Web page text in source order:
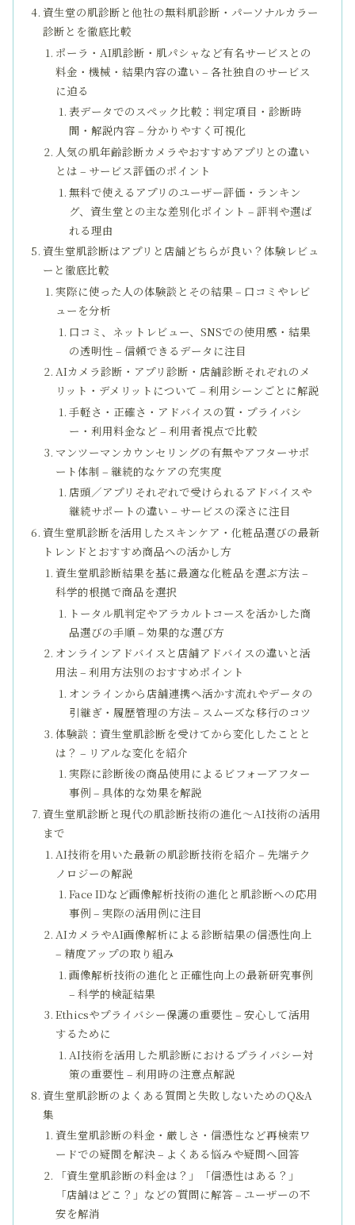
資生堂の肌診断と他社の無料肌診断・パーソナルカラー
診断とを徹底比較
ポーラ・AI肌診断・肌パシャなど有名サービスとの
料金・機械・結果内容の違い – 各社独自のサービス
に迫る
表データでのスペック比較：判定項目・診断時
間・解説内容 – 分かりやすく可視化
人気の肌年齢診断カメラやおすすめアプリとの違い
とは – サービス評価のポイント
無料で使えるアプリのユーザー評価・ランキン
グ、資生堂との主な差別化ポイント – 評判や選ば
れる理由
資生堂肌診断はアプリと店舗どちらが良い？体験レビュ
ーと徹底比較
実際に使った人の体験談とその結果 – 口コミやレビ
ューを分析
口コミ、ネットレビュー、SNSでの使用感・結果
の透明性 – 信頼できるデータに注目
AIカメラ診断・アプリ診断・店舗診断それぞれのメ
リット・デメリットについて – 利用シーンごとに解説
手軽さ・正確さ・アドバイスの質・プライバシ
ー・利用料金など – 利用者視点で比較
マンツーマンカウンセリングの有無やアフターサポ
ート体制 – 継続的なケアの充実度
店頭／アプリそれぞれで受けられるアドバイスや
継続サポートの違い – サービスの深さに注目
資生堂肌診断を活用したスキンケア・化粧品選びの最新
トレンドとおすすめ商品への活かし方
資生堂肌診断結果を基に最適な化粧品を選ぶ方法 –
科学的根拠で商品を選択
トータル肌判定やアラカルトコースを活かした商
品選びの手順 – 効果的な選び方
オンラインアドバイスと店舗アドバイスの違いと活
用法 – 利用方法別のおすすめポイント
オンラインから店舗連携へ活かす流れやデータの
引継ぎ・履歴管理の方法 – スムーズな移行のコツ
体験談：資生堂肌診断を受けてから変化したことと
は？ – リアルな変化を紹介
実際に診断後の商品使用によるビフォーアフター
事例 – 具体的な効果を解説
資生堂肌診断と現代の肌診断技術の進化～AI技術の活用
まで
AI技術を用いた最新の肌診断技術を紹介 – 先端テク
ノロジーの解説
Face IDなど画像解析技術の進化と肌診断への応用
事例 – 実際の活用例に注目
AIカメラやAI画像解析による診断結果の信憑性向上
– 精度アップの取り組み
画像解析技術の進化と正確性向上の最新研究事例
– 科学的検証結果
Ethicsやプライバシー保護の重要性 – 安心して活用
するために
AI技術を活用した肌診断におけるプライバシー対
策の重要性 – 利用時の注意点解説
資生堂肌診断のよくある質問と失敗しないためのQ&A
集
資生堂肌診断の料金・厳しさ・信憑性など再検索ワ
ードでの疑問を解決 – よくある悩みや疑問へ回答
「資生堂肌診断の料金は？」「信憑性はある？」
「店舗はどこ？」などの質問に解答 – ユーザーの不
安を解消